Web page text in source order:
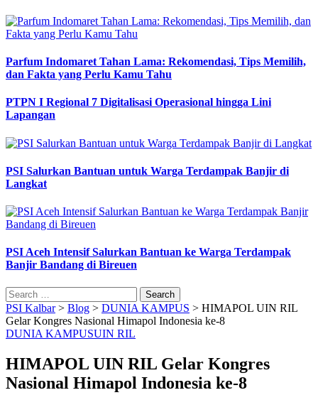
Parfum Indomaret Tahan Lama: Rekomendasi, Tips Memilih,
dan Fakta yang Perlu Kamu Tahu
PTPN I Regional 7 Digitalisasi Operasional hingga Lini
Lapangan
PSI Salurkan Bantuan untuk Warga Terdampak Banjir di
Langkat
PSI Aceh Intensif Salurkan Bantuan ke Warga Terdampak
Banjir Bandang di Bireuen
Search
for:
PSI Kalbar> Blog > DUNIA KAMPUS > HIMAPOL UIN RIL
Gelar Kongres Nasional Himapol Indonesia ke-8
DUNIA KAMPUSUIN RIL
HIMAPOL UIN RIL Gelar Kongres
Nasional Himapol Indonesia ke-8